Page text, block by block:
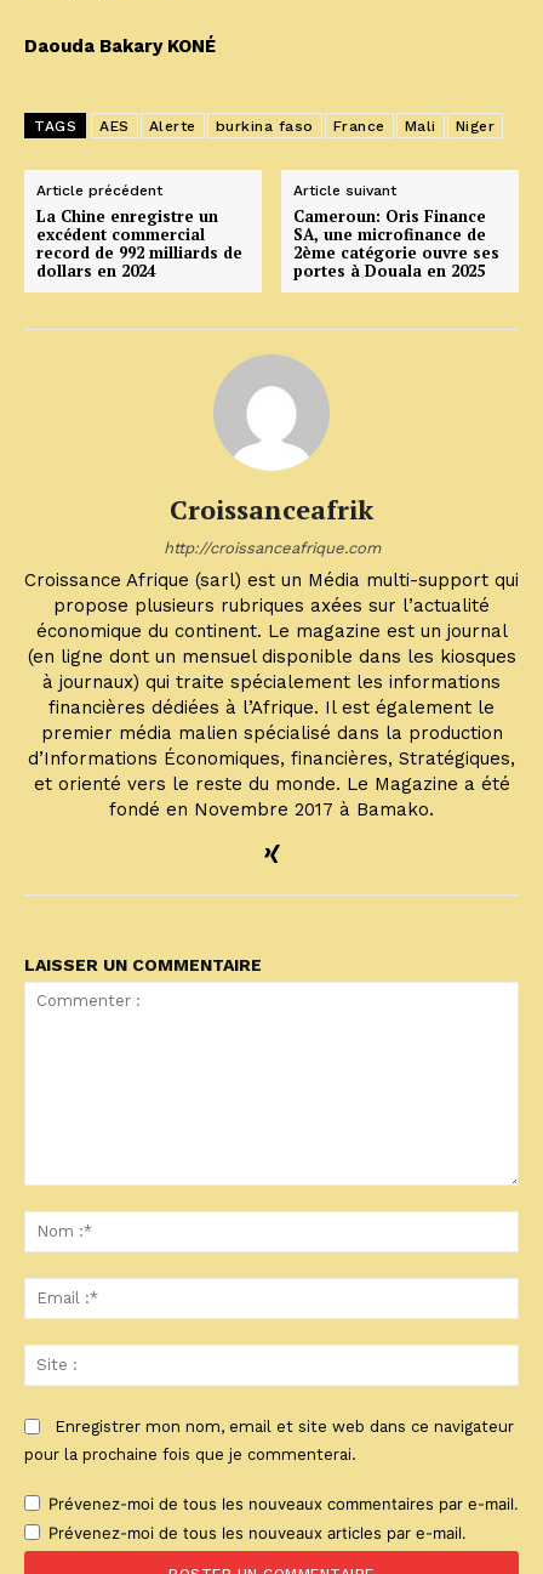
Daouda Bakary KONÉ
TAGS AES Alerte burkina faso France Mali Niger
Article précédent
La Chine enregistre un
excédent commercial
record de 992 milliards de
dollars en 2024
Article suivant
Cameroun: Oris Finance
SA, une microfinance de
2ème catégorie ouvre ses
portes à Douala en 2025
Croissanceafrik
http://croissanceafrique.com
Croissance Afrique (sarl) est un Média multi-support qui
propose plusieurs rubriques axées sur l’actualité
économique du continent. Le magazine est un journal
(en ligne dont un mensuel disponible dans les kiosques
à journaux) qui traite spécialement les informations
financières dédiées à l’Afrique. Il est également le
premier média malien spécialisé dans la production
d’Informations Économiques, financières, Stratégiques,
et orienté vers le reste du monde. Le Magazine a été
fondé en Novembre 2017 à Bamako.
LAISSER UN COMMENTAIRE
:*
:*
:
Enregistrer mon nom, email et site web dans ce navigateur
pour la prochaine fois que je commenterai.
Prévenez-moi de tous les nouveaux commentaires par e-mail.
Prévenez-moi de tous les nouveaux articles par e-mail.